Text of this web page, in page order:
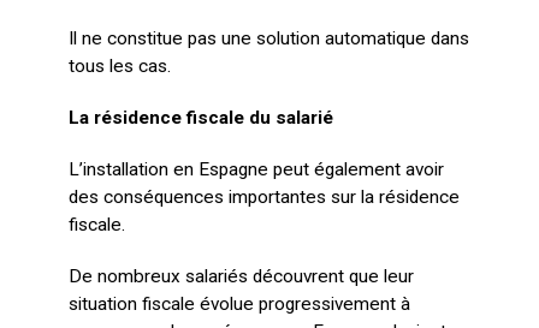
Il ne constitue pas une solution automatique dans
tous les cas.
La résidence fiscale du salarié
L’installation en Espagne peut également avoir
des conséquences importantes sur la résidence
fiscale.
De nombreux salariés découvrent que leur
situation fiscale évolue progressivement à